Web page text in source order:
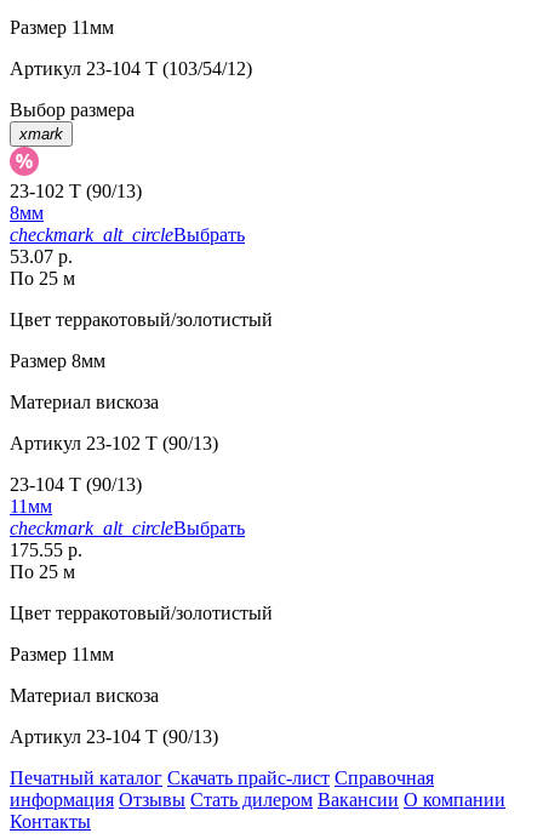
Размер 11мм
Артикул 23-104 T (103/54/12)
Выбор размера
xmark
23-102 T (90/13)
8мм
checkmark_alt_circleВыбрать
53.07 р.
По 25 м
Цвет терракотовый/золотистый
Размер 8мм
Материал вискоза
Артикул 23-102 T (90/13)
23-104 T (90/13)
11мм
checkmark_alt_circleВыбрать
175.55 р.
По 25 м
Цвет терракотовый/золотистый
Размер 11мм
Материал вискоза
Артикул 23-104 T (90/13)
Печатный каталог Скачать прайс-лист Справочная
информация Отзывы Стать дилером Вакансии О компании
Контакты